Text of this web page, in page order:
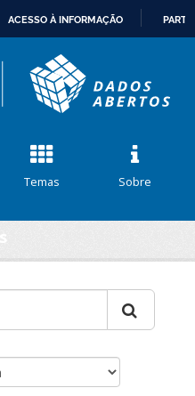
CONTEÚDO
ACESSO À INFORMAÇÃO
Temas Sobre